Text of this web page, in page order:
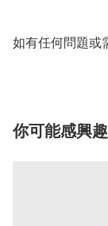
如有任何問題或
你可能感興